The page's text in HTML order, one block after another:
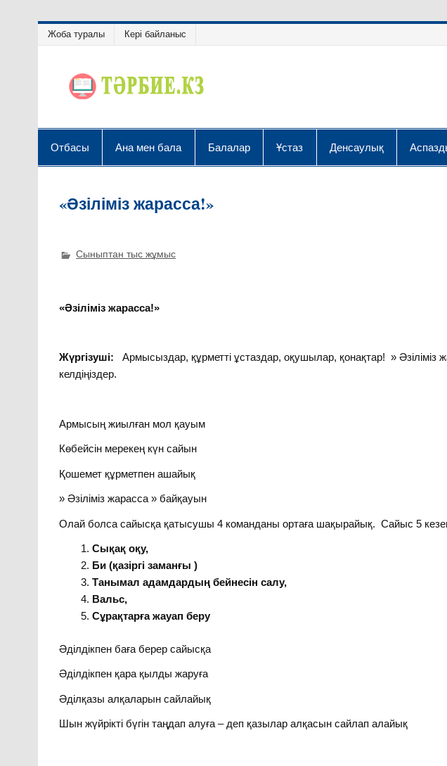
Жоба туралы Кері байланыс
Отбасы Ана мен бала Балалар Ұстаз Денсаулық
«Әзіліміз жарасса!»
Сыныптан тыс жұмыс
«Әзіліміз жарасса!»
Жүргізуші: Армысыздар, құрметті ұстаздар, оқушылар, қонақтар! »
келдіңіздер.
Армысың жиылған мол қауым
Көбейсін мерекең күн сайын
Қошемет құрметпен ашайық
» Әзіліміз жарасса » байқауын
Олай болса сайысқа қатысушы 4 команданы ортаға шақырайық. Сайыс 5
Сықақ оқу,
Би (қазіргі заманғы )
Танымал адамдардың бейнесін салу,
Вальс,
Сұрақтарға жауап беру
Әділдікпен баға берер сайысқа
Әділдікпен қара қылды жаруға
Әділқазы алқаларын сайлайық
Шын жүйрікті бүгін таңдап алуға – деп қазылар алқасын сайлап алайық